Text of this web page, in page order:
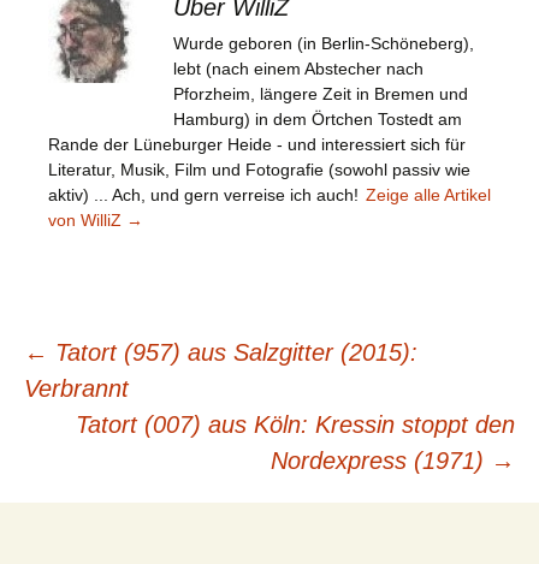
Über WilliZ
Wurde geboren (in Berlin-Schöneberg),
lebt (nach einem Abstecher nach
Pforzheim, längere Zeit in Bremen und
Hamburg) in dem Örtchen Tostedt am
Rande der Lüneburger Heide - und interessiert sich für
Literatur, Musik, Film und Fotografie (sowohl passiv wie
aktiv) ... Ach, und gern verreise ich auch! Zeige alle Artikel
von WilliZ →
Beitragsnavigation
← Tatort (957) aus Salzgitter (2015):
Verbrannt
Tatort (007) aus Köln: Kressin stoppt den
Nordexpress (1971) →